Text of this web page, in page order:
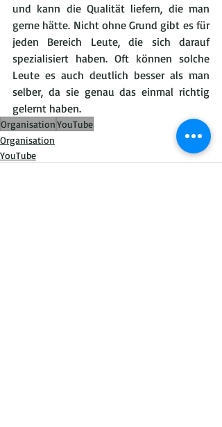
und kann die Qualität liefern, die man
gerne hätte. Nicht ohne Grund gibt es für
jeden Bereich Leute, die sich darauf
spezialisiert haben. Oft können solche
Leute es auch deutlich besser als man
selber, da sie genau das einmal richtig
gelernt haben.
OrganisationYouTube
Organisation
YouTube